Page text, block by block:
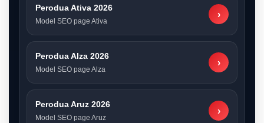
Perodua Ativa 2026
Model SEO page Ativa
›
Perodua Alza 2026
Model SEO page Alza
›
Perodua Aruz 2026
Model SEO page Aruz
›